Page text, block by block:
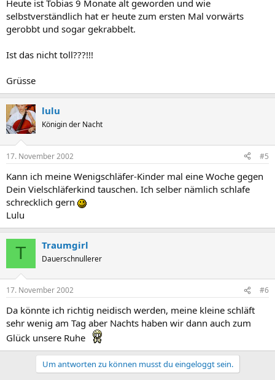
Heute ist Tobias 9 Monate alt geworden und wie
selbstverständlich hat er heute zum ersten Mal vorwärts
gerobbt und sogar gekrabbelt.
Ist das nicht toll???!!!
Grüsse
lulu
Königin der Nacht
17. November 2002 #5
Kann ich meine Wenigschläfer-Kinder mal eine Woche gegen
Dein Vielschläferkind tauschen. Ich selber nämlich schlafe
schrecklich gern
Lulu
T Traumgirl
Dauerschnullerer
17. November 2002 #6
Da könnte ich richtig neidisch werden, meine kleine schläft
sehr wenig am Tag aber Nachts haben wir dann auch zum
Glück unsere Ruhe
Um antworten zu können musst du eingeloggt sein.